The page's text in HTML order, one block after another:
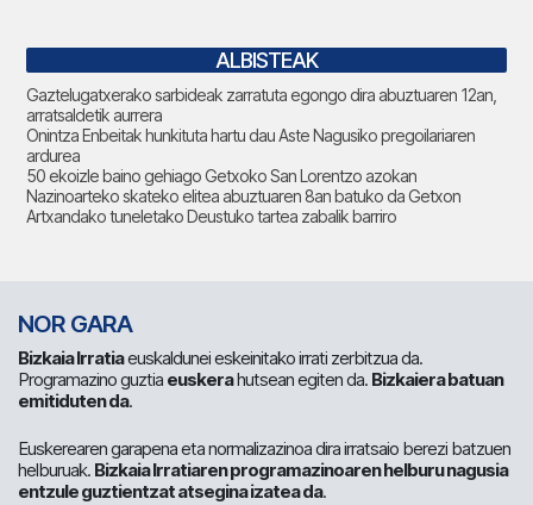
ALBISTEAK
Gaztelugatxerako sarbideak zarratuta egongo dira abuztuaren 12an,
arratsaldetik aurrera
Onintza Enbeitak hunkituta hartu dau Aste Nagusiko pregoilariaren
ardurea
50 ekoizle baino gehiago Getxoko San Lorentzo azokan
Nazinoarteko skateko elitea abuztuaren 8an batuko da Getxon
Artxandako tuneletako Deustuko tartea zabalik barriro
NOR GARA
Bizkaia Irratiaeuskaldunei eskeinitako irrati zerbitzua da.
Programazino guztia euskerahutsean egiten da. Bizkaiera batuan
emitiduten da.
Euskerearen garapena eta normalizazinoa dira irratsaio berezi batzuen
helburuak. Bizkaia Irratiaren programazinoaren helburu nagusia
entzule guztientzat atsegina izatea da.